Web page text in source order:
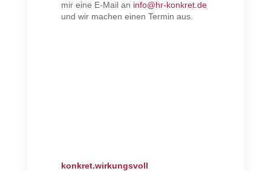
mir eine E-Mail an info@hr-konkret.de
und wir machen einen Termin aus.
konkret.wirkungsvoll